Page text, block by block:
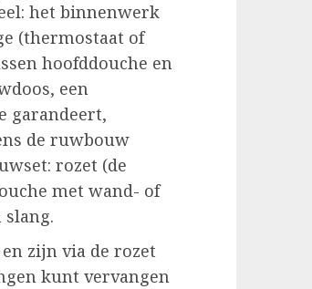
het binnenwerk
(thermostaat of
hoofddouche en
een
garandeert,
de ruwbouw
rozet (de
met wand- of
zijn via de rozet
kunt vervangen